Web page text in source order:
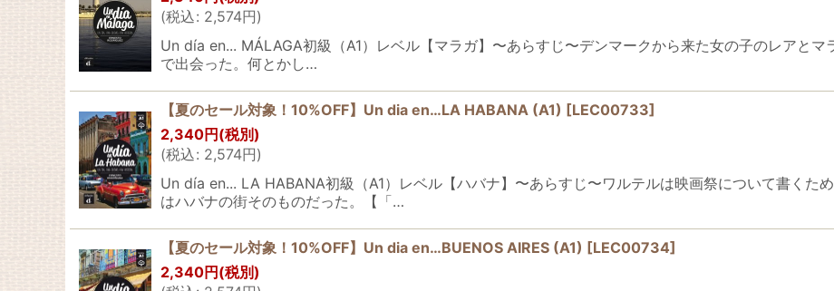
(税込: 2,574円)
Un día en... MÁLAGA初級（A1）レベル【マラガ】〜あらすじ〜デンマークから来た女の子のレアと
で出会った。何とかし…
【夏のセール対象！10%OFF】Un dia en…LA HABANA (A1) [LEC00733]
2,340円 (税別)
(税込: 2,574円)
Un día en... LA HABANA初級（A1）レベル【ハバナ】〜あらすじ〜ワルテルは映画祭について書くた
はハバナの街そのものだった。【「…
【夏のセール対象！10%OFF】Un dia en…BUENOS AIRES (A1) [LEC00734]
2,340円 (税別)